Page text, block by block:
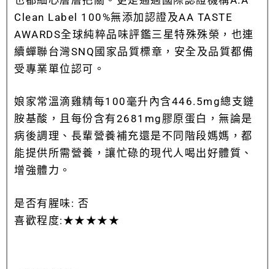
Clean Label 100%無添加認證及AA TASTE
AWARDS全球純粹品味評鑑三星特殊殊榮，也連
續蟬聯台灣SNQ國家品質標章，安全及品質都備
受專業單位認可。
娘家常溫滴雞精每100毫升內含446.5mg總支鏈
胺基酸，且每份含有2681mg膠原蛋白，無論是
病後調理、長輩營養補充還是不同階段媽媽，都
能提供所需營養，讓忙碌的現代人喝出好體質、
增強體力。
是否有腥味: 否
喜歡程度:★★★★★